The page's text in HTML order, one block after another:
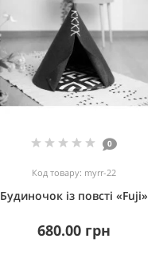
0
Код товару: myrr-22
Будиночок із повсті «Fuji»
680.00 грн